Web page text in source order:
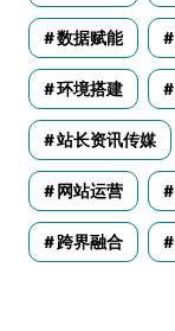
数据赋能
环境搭建
站长资讯传媒
网站运营
跨界融合